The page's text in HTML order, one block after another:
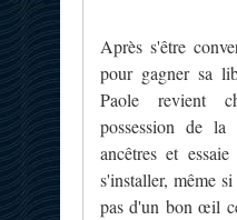
Après s'être
pour gagner sa
Paole revient
possession de la
ancêtres et
s'installer, même
pas d'un bon œil